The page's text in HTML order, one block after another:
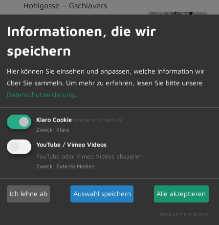
Schützenheim
Dietmannsried wird
erneuert
Hohlgasse – Gschlavers
Probstried – Verbesserung
Stichstraße Haslachweg
Gemeindestraße Schrattenbach
– Kreisstraße – Eicholz West
Memminger Str.
Dietmannstr.– Zufahrt
Überbacher Str. –
Schützenheim
Reicholzried – Bankette Lohbachbrücke bis
Graben
Außerdem wurden noch diverse Kleinmaßnahmen als
Gesamtbudget festgesetzt. Die Verwaltung wurde
beauftragt die Detailplanungen für die einzelnen
Maßnahmen mit den entsprechenden Betroffenen
abzuklären.
Informationen, die wir
speichern
Hier können Sie einsehen und anpassen, welche Information wir
über Sie sammeln. Um mehr zu erfahren, lesen Sie bitte unsere
Datenschutzerklärung.
Klaro Cookie (immer erforderlich)
Zweck : Klaro
YouTube / Vimeo Videos
YouTube oder Vimeo Videos abspielen
Zweck : Externe Medien
Ich lehne ab Auswahl speichern Alle akzeptieren
Realisiert mit Klaro!